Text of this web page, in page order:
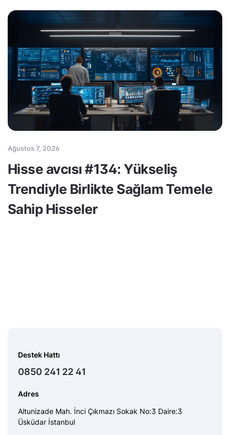
Ağustos 7, 2026
Hisse avcısı #134: Yükseliş
Trendiyle Birlikte Sağlam Temele
Sahip Hisseler
Destek Hattı
0850 241 22 41
Adres
Altunizade Mah. İnci Çıkmazı Sokak No:3 Daire:3
Üsküdar İstanbul